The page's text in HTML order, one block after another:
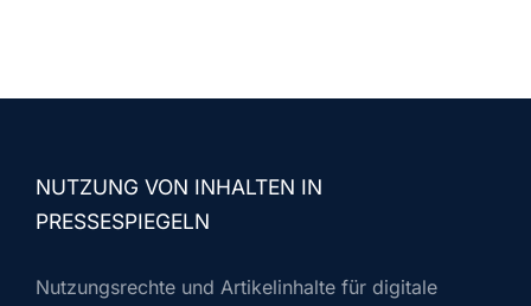
NUTZUNG VON INHALTEN IN
PRESSESPIEGELN
Nutzungsrechte und Artikelinhalte für digitale